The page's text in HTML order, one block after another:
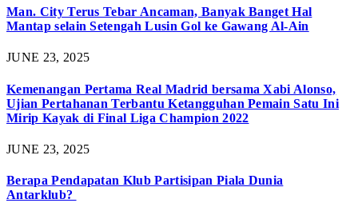
Man. City Terus Tebar Ancaman, Banyak Banget Hal
Mantap selain Setengah Lusin Gol ke Gawang Al-Ain
JUNE 23, 2025
Kemenangan Pertama Real Madrid bersama Xabi Alonso,
Ujian Pertahanan Terbantu Ketangguhan Pemain Satu Ini
Mirip Kayak di Final Liga Champion 2022
JUNE 23, 2025
Berapa Pendapatan Klub Partisipan Piala Dunia
Antarklub?